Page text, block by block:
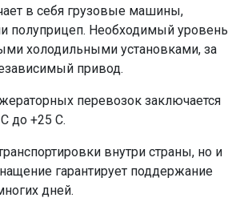
в себя грузовые машины,
полуприцеп. Необходимый уровень
холодильными установками, за
привод.
перевозок заключается
до +25 С.
внутри страны, но и
гарантирует поддержание
дней.